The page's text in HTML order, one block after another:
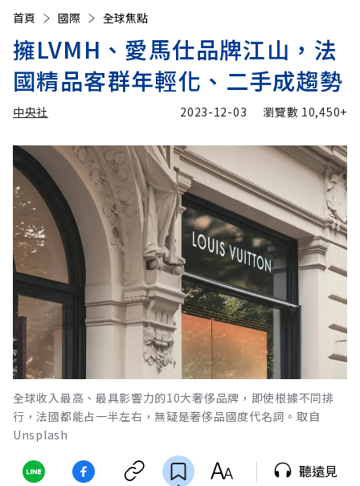
首頁 國際 全球焦點
擁LVMH、愛馬仕品牌江山，法
國精品客群年輕化、二手成趨勢
中央社 2023-12-03 瀏覽數 10,450+
全球收入最高、最具影響力的10大奢侈品牌，即使根據不同排
行，法國都能占一半左右，無疑是奢侈品國度代名詞。取自
Unsplash
聽遠見